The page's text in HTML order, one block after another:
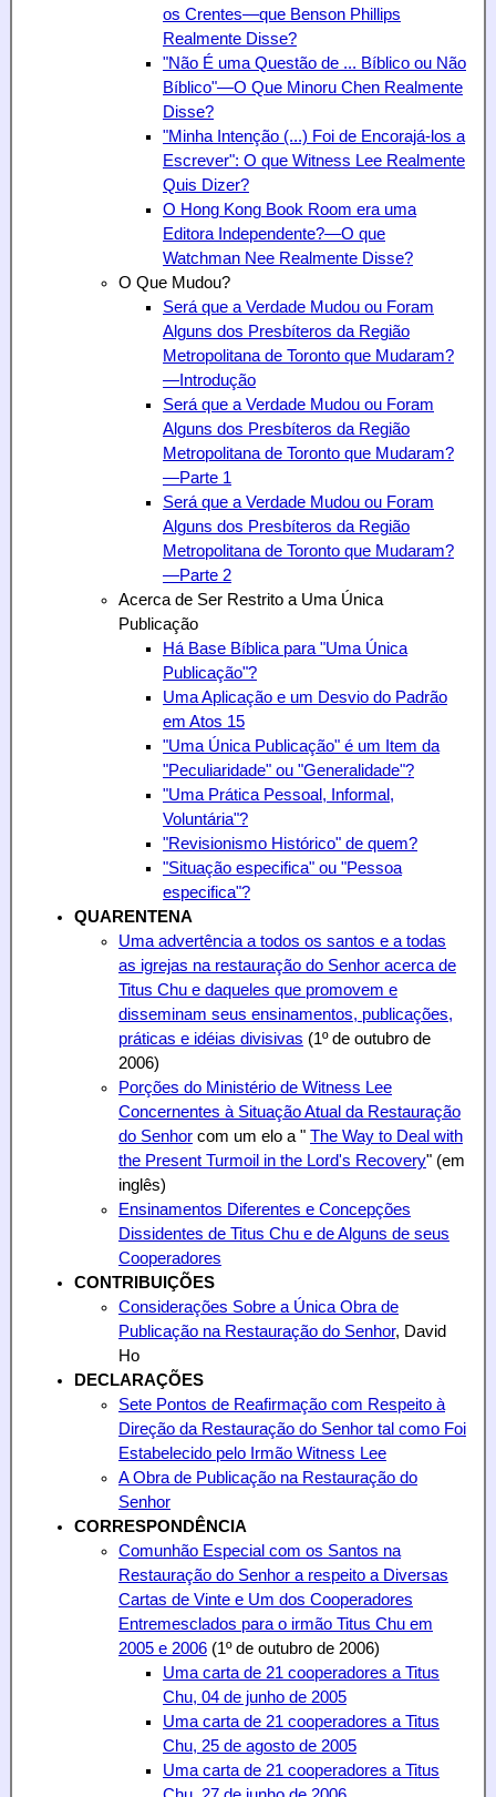
os Crentes—que Benson Phillips
Realmente Disse?
"Não É uma Questão de ... Bíblico ou Não
Bíblico"—O Que Minoru Chen Realmente
Disse?
"Minha Intenção (...) Foi de Encorajá-los a
Escrever": O que Witness Lee Realmente
Quis Dizer?
O Hong Kong Book Room era uma
Editora Independente?—O que
Watchman Nee Realmente Disse?
O Que Mudou?
Será que a Verdade Mudou ou Foram
Alguns dos Presbíteros da Região
Metropolitana de Toronto que Mudaram?
—Introdução
Será que a Verdade Mudou ou Foram
Alguns dos Presbíteros da Região
Metropolitana de Toronto que Mudaram?
—Parte 1
Será que a Verdade Mudou ou Foram
Alguns dos Presbíteros da Região
Metropolitana de Toronto que Mudaram?
—Parte 2
Acerca de Ser Restrito a Uma Única
Publicação
Há Base Bíblica para "Uma Única
Publicação"?
Uma Aplicação e um Desvio do Padrão
em Atos 15
"Uma Única Publicação" é um Item da
"Peculiaridade" ou "Generalidade"?
"Uma Prática Pessoal, Informal,
Voluntária"?
"Revisionismo Histórico" de quem?
"Situação especifica" ou "Pessoa
especifica"?
QUARENTENA
Uma advertência a todos os santos e a todas
as igrejas na restauração do Senhor acerca de
Titus Chu e daqueles que promovem e
disseminam seus ensinamentos, publicações,
práticas e idéias divisivas (1º de outubro de
2006)
Porções do Ministério de Witness Lee
Concernentes à Situação Atual da Restauração
do Senhor com um elo a " The Way to Deal with
the Present Turmoil in the Lord's Recovery" (em
inglês)
Ensinamentos Diferentes e Concepções
Dissidentes de Titus Chu e de Alguns de seus
Cooperadores
CONTRIBUIÇÕES
Considerações Sobre a Única Obra de
Publicação na Restauração do Senhor, David
Ho
DECLARAÇÕES
Sete Pontos de Reafirmação com Respeito à
Direção da Restauração do Senhor tal como Foi
Estabelecido pelo Irmão Witness Lee
A Obra de Publicação na Restauração do
Senhor
CORRESPONDÊNCIA
Comunhão Especial com os Santos na
Restauração do Senhor a respeito a Diversas
Cartas de Vinte e Um dos Cooperadores
Entremesclados para o irmão Titus Chu em
2005 e 2006 (1º de outubro de 2006)
Uma carta de 21 cooperadores a Titus
Chu, 04 de junho de 2005
Uma carta de 21 cooperadores a Titus
Chu, 25 de agosto de 2005
Uma carta de 21 cooperadores a Titus